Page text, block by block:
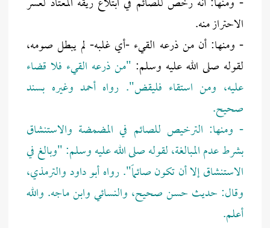
الاحتراز منه.
- ومنها: أن من ذرعه القيء -أي غلبه- لم يبطل صومه،
لقوله صلى الله عليه وسلم: "من ذرعه القيء فلا قضاء
عليه، ومن استقاء فليقض". رواه أحمد وغيره بسند
صحيح.
- ومنها: الترخيص للصائم في المضمضة والاستنشاق
بشرط عدم المبالغة، لقوله صلى الله عليه وسلم:"وبالغ في
الاستنشاق إلا أن تكون صائماً". رواه أبو داود والترمذي،
وقال: حديث حسن صحيح، والنسائي وابن ماجه. والله
أعلم.